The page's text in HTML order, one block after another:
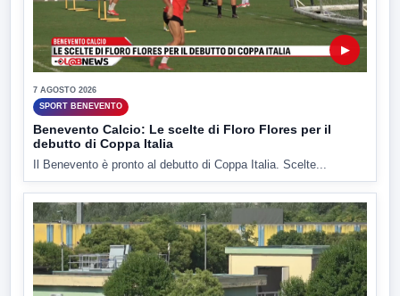
▶
7 AGOSTO 2026
SPORT BENEVENTO
Benevento Calcio: Le scelte di Floro Flores per il
debutto di Coppa Italia
Il Benevento è pronto al debutto di Coppa Italia. Scelte...